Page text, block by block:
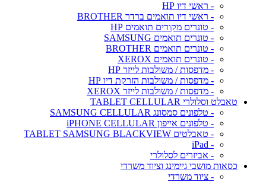
- ראשי דיו HP
- ראשי דיו תואמים ברדר BROTHER
- טונרים מקורים תואמים HP
- טונרים תואמים SAMSUNG
- טונרים תואמים BROTHER
- טונרים תואמים XEROX
- מדפסות / משולבות לייזר HP
- מדפסות / משולבות הזרקת דיו HP
- מדפסות / משולבות לייזר XEROX
טאבלט וסלולרי TABLET CELLULAR
- טלפונים סמסונג SAMSUNG CELLULAR
- טלפונים אייפון iPHONE CELLULAR
- טאבלטים TABLET SAMSUNG BLACKVIEW
- iPad
- אביזרים לסלולרי
כסאות מושבי גיימינג וציוד משרדי
- ציוד משרדי